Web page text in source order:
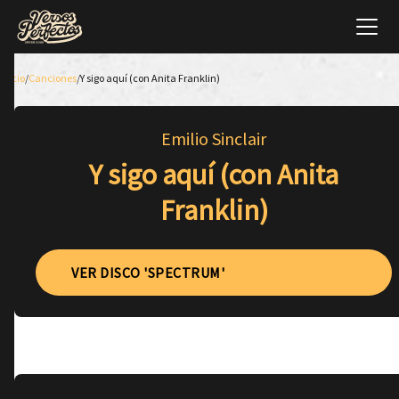
Inicio/Canciones/Y sigo aquí (con Anita Franklin)
Emilio Sinclair
Y sigo aquí (con Anita
Franklin)
VER DISCO 'SPECTRUM'